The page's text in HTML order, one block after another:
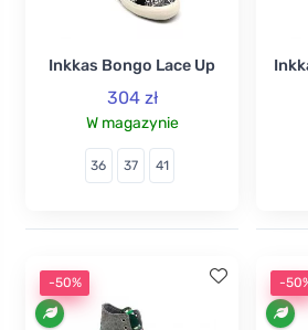
Inkkas Bongo Lace Up
304 zł
W magazynie
36 37 41
-50% -